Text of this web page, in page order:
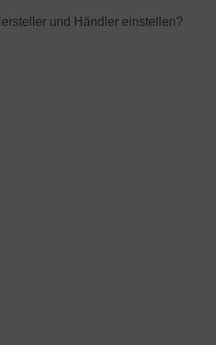
und Händler einstellen?